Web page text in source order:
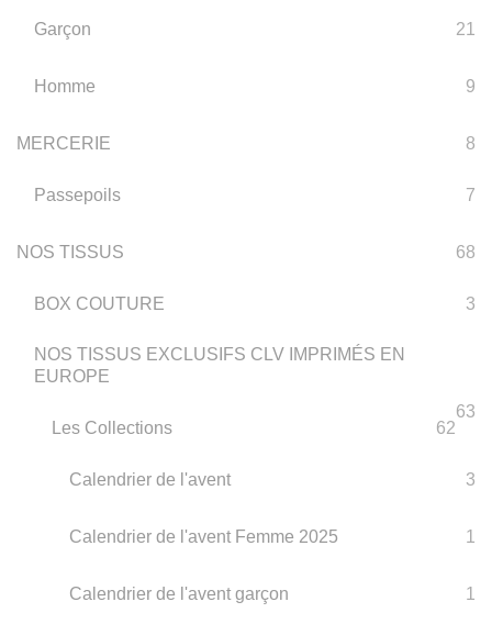
Garçon 21
Homme 9
MERCERIE 8
Passepoils 7
NOS TISSUS 68
BOX COUTURE 3
NOS TISSUS EXCLUSIFS CLV IMPRIMÉS EN
EUROPE
63
Les Collections
62
Calendrier de l'avent 3
Calendrier de l'avent Femme 2025 1
Calendrier de l'avent garçon 1